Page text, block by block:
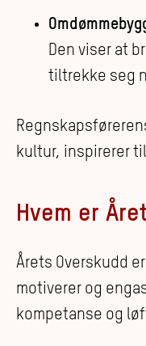
Den viser at
tiltrekke seg
kultur, inspirerer
Hvem er
Årets Overskudd
motiverer og
kompetanse og